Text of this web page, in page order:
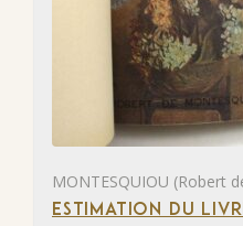
MONTESQUIOU (Robert
ESTIMATION DU